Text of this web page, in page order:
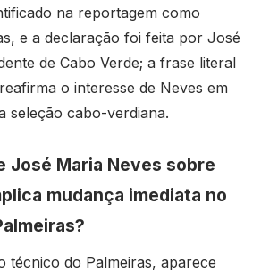
na reportagem como
e a declaração foi feita por José
de Cabo Verde; a frase literal
o interesse de Neves em
seleção cabo-verdiana.
José Maria Neves sobre
mudança imediata no
técnico do Palmeiras, aparece